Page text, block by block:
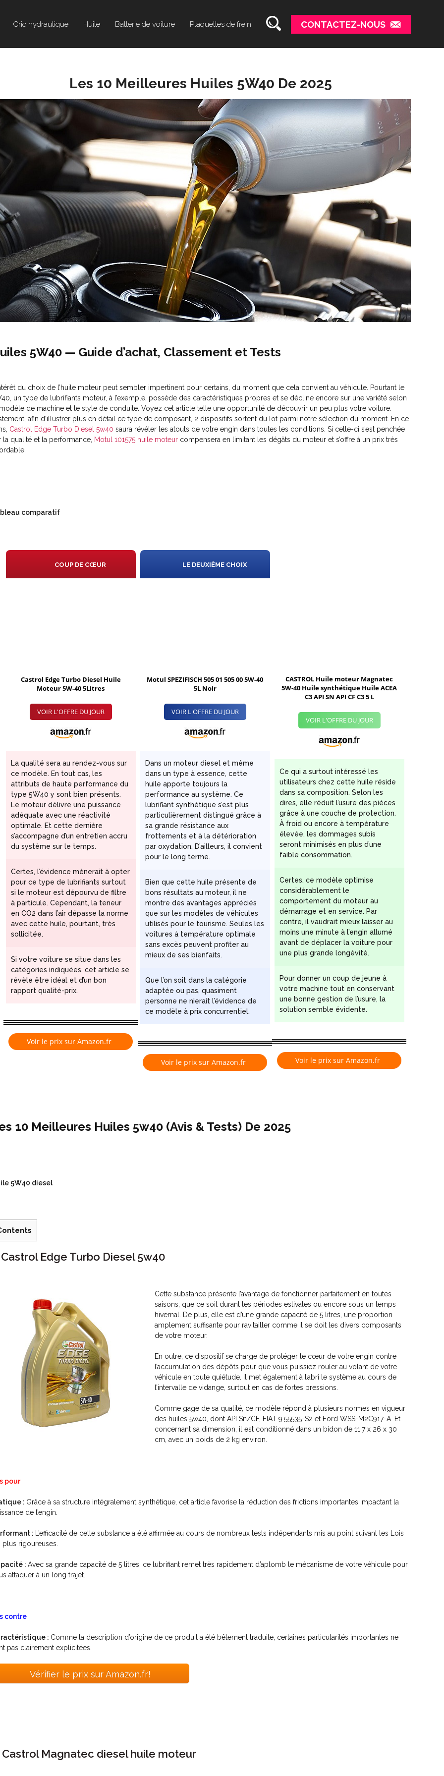
Cric hydraulique Huile Batterie de voiture Plaquettes de frein CONTACTEZ-NOUS
Les 10 Meilleures Huiles 5W40 De 2025
5W40 — Guide d’achat, Classement et Tests
du choix de l’huile moteur peut sembler impertinent pour certains, du moment que cela convient au véhicule. Pourtant le
un type de lubrifiants moteur, à l’exemple, possède des caractéristiques propres et se décline encore sur une variété selon
de machine et le style de conduite. Voyez cet article telle une opportunité de découvrir un peu plus votre voiture.
afin d’illustrer plus en détail ce type de composant, 2 dispositifs sortent du lot parmi notre sélection du moment. En ce
Castrol Edge Turbo Diesel 5w40 saura révéler les atouts de votre engin dans toutes les conditions. Si celle-ci s’est penchée
la qualité et la performance, Motul 101575 huile moteur compensera en limitant les dégâts du moteur et s’offre à un prix très
comparatif
COUP DE CŒUR
Castrol Edge Turbo Diesel Huile
Moteur 5W-40 5Litres
VOIR L'OFFRE DU JOUR
La qualité sera au rendez-vous sur
ce modèle. En tout cas, les
attributs de haute performance du
type 5W40 y sont bien présents.
Le moteur délivre une puissance
adéquate avec une réactivité
optimale. Et cette dernière
s’accompagne d’un entretien accru
du système sur le temps.
Certes, l’évidence mènerait à opter
pour ce type de lubrifiants surtout
si le moteur est dépourvu de filtre
à particule. Cependant, la teneur
en CO2 dans l’air dépasse la norme
avec cette huile, pourtant, très
sollicitée.
Si votre voiture se situe dans les
catégories indiquées, cet article se
révèle être idéal et d’un bon
rapport qualité-prix.
Voir le prix sur Amazon.fr
LE DEUXIÈME CHOIX
Motul SPEZIFISCH 505 01 505 00 5W-40
5L Noir
VOIR L'OFFRE DU JOUR
Dans un moteur diesel et même
dans un type à essence, cette
huile apporte toujours la
performance au système. Ce
lubrifiant synthétique s’est plus
particulièrement distingué grâce à
sa grande résistance aux
frottements et à la détérioration
par oxydation. D’ailleurs, il convient
pour le long terme.
Bien que cette huile présente de
bons résultats au moteur, il ne
montre des avantages appréciés
que sur les modèles de véhicules
utilisés pour le tourisme. Seules les
voitures à température optimale
sans excès peuvent profiter au
mieux de ses bienfaits.
Que l’on soit dans la catégorie
adaptée ou pas, quasiment
personne ne nierait l’évidence de
ce modèle à prix concurrentiel.
Voir le prix sur Amazon.fr
CASTROL Huile moteur Magnatec
5W-40 Huile synthétique Huile ACEA
C3 API SN API CF C3 5 L
VOIR L'OFFRE DU JOUR
Ce qui a surtout intéressé les
utilisateurs chez cette huile réside
dans sa composition. Selon les
dires, elle réduit l’usure des pièces
grâce à une couche de protection.
À froid ou encore à température
élevée, les dommages subis
seront minimisés en plus d’une
faible consommation.
Certes, ce modèle optimise
considérablement le
comportement du moteur au
démarrage et en service. Par
contre, il vaudrait mieux laisser au
moins une minute à l’engin allumé
avant de déplacer la voiture pour
une plus grande longévité.
Pour donner un coup de jeune à
votre machine tout en conservant
une bonne gestion de l’usure, la
solution semble évidente.
Voir le prix sur Amazon.fr
10 Meilleures Huiles 5w40 (Avis & Tests) De 2025
5W40 diesel
Castrol Edge Turbo Diesel 5w40
Cette substance présente l’avantage de fonctionner parfaitement en toutes
saisons, que ce soit durant les périodes estivales ou encore sous un temps
hivernal. De plus, elle est d’une grande capacité de 5 litres, une proportion
amplement suffisante pour ravitailler comme il se doit les divers composants
de votre moteur.
En outre, ce dispositif se charge de protéger le cœur de votre engin contre
l’accumulation des dépôts pour que vous puissiez rouler au volant de votre
véhicule en toute quiétude. Il met également à l’abri le système au cours de
l’intervalle de vidange, surtout en cas de fortes pressions.
Comme gage de sa qualité, ce modèle répond à plusieurs normes en vigueur
des huiles 5w40, dont API Sn/CF, FIAT 9.55535-S2 et Ford WSS-M2C917-A. Et
concernant sa dimension, il est conditionné dans un bidon de 11,7 x 26 x 30
cm, avec un poids de 2 kg environ.
pour
: Grâce à sa structure intégralement synthétique, cet article favorise la réduction des frictions importantes impactant la
de l’engin.
:
L’efficacité de cette substance a été affirmée au cours de nombreux tests indépendants mis au point suivant les Lois
plus rigoureuses.
:Avec sa grande capacité de 5 litres, ce lubrifiant remet très rapidement d’aplomb le mécanisme de votre véhicule pour
attaquer à un long trajet.
contre
: Comme la description d’origine de ce produit a été bêtement traduite, certaines particularités importantes ne
pas clairement explicitées.
Vérifier le prix sur Amazon.fr!
Castrol Magnatec diesel huile moteur